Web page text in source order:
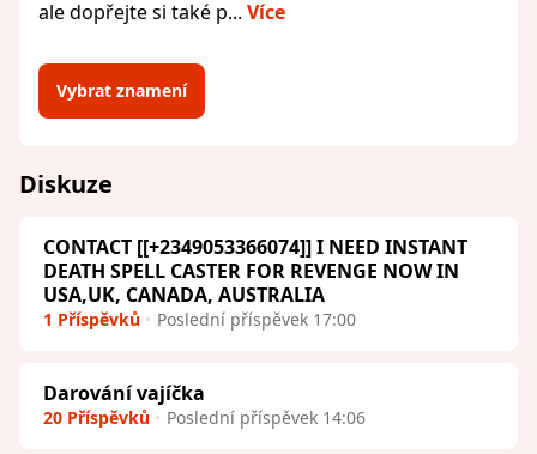
ale dopřejte si také p... Více
Vybrat znamení
Diskuze
CONTACT [[+2349053366074]] I NEED INSTANT
DEATH SPELL CASTER FOR REVENGE NOW IN
USA,UK, CANADA, AUSTRALIA
1 Příspěvků Poslední příspěvek 17:00
Darování vajíčka
20 Příspěvků Poslední příspěvek 14:06